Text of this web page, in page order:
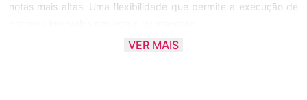
notas mais altas. Uma flexibilidade que permite a execução de
VER MAIS